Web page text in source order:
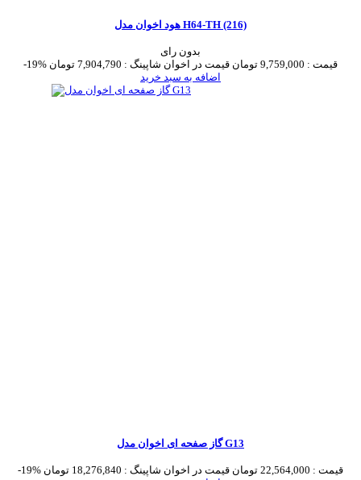
هود اخوان مدل H64-TH (216)
بدون رای
-19%
قیمت : 9,759,000 تومان قیمت در اخوان شاپینگ : 7,904,790 تومان
اضافه به سبد خرید
گاز صفحه ای اخوان مدل G13
-19% قیمت : 22,564,000 تومان قیمت در اخوان شاپینگ : 18,276,840 تومان